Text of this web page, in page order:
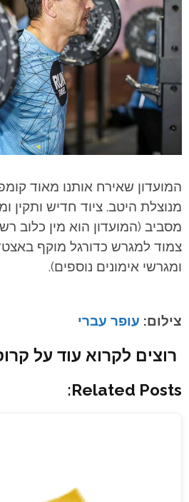
המועדון שאירח אותנו מאוד
מנוצלת היטב. ציוד חדיש ותקין
מסביב (המועדון הוא מין כלוב
צמוד למגרש כדורגל מוקף
ומגרשי אימונים נוספים).
צילום: עופר עברי
רוצים לקרוא עוד על
Related Posts: